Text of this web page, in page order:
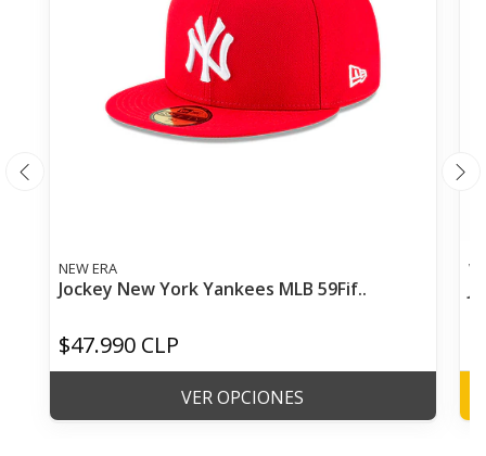
NEW ERA
Jockey New York Yankees MLB 59Fif..
$47.990 CLP
VER OPCIONES